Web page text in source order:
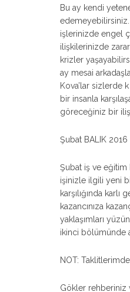
Bu ay kendi
edemeyebilirsiniz.
işlerinizde engel
ilişkilerinizde
krizler
ay mesai
Kova’lar sizlerde
bir insanla
göreceğiniz bir
Şubat BALIK 2016
Şubat iş ve eğitim
işinizle ilgili yeni
karşılığında
kazancınıza
yaklaşımları
ikinci bölümünde
NOT:
Gökler rehberiniz